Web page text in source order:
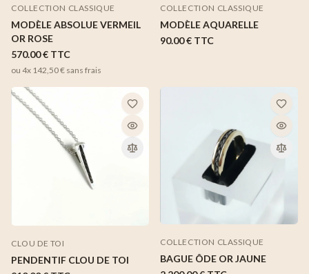
COLLECTION CLASSIQUE
MODÈLE ABSOLUE VERMEIL
OR ROSE
570.00 € TTC
ou 4x 142,50 € sans frais
COLLECTION CLASSIQUE
MODÈLE AQUARELLE
90.00 € TTC
CLOU DE TOI
PENDENTIF CLOU DE TOI
COLLECTION CLASSIQUE
BAGUE ÔDE OR JAUNE